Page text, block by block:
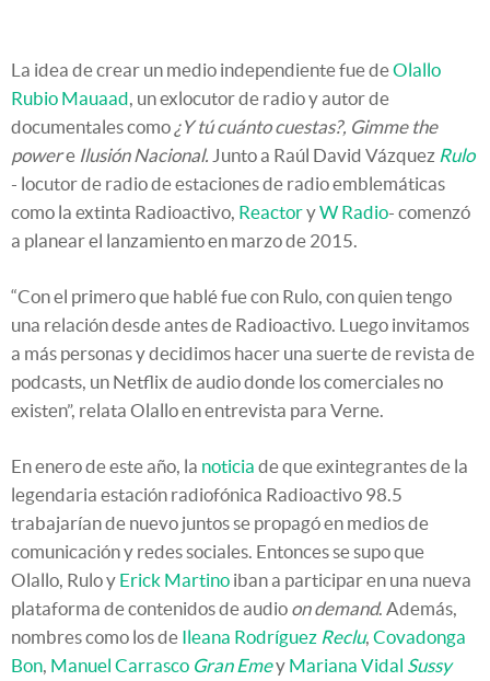
La idea de crear un medio independiente fue deOlallo
Rubio Mauaad, un exlocutor de radio y autor de
documentales como ¿Y tú cuánto cuestas?, Gimme the
powere Ilusión Nacional. Junto a Raúl David Vázquez Rulo
- locutor de radio de estaciones de radio emblemáticas
como la extinta Radioactivo, ReactoryW Radio- comenzó
a planear el lanzamiento en marzo de 2015.
“Con el primero que hablé fue con Rulo, con quien tengo
una relación desde antes de Radioactivo. Luego invitamos
a más personas y decidimos hacer una suerte de revista de
podcasts, un Netflix de audio donde los comerciales no
existen”, relata Olallo en entrevista para Verne.
En enero de este año, la noticia de que exintegrantes de la
legendaria estación radiofónica Radioactivo 98.5
trabajarían de nuevo juntos se propagó en medios de
comunicación y redes sociales. Entonces se supo que
Olallo, Rulo y Erick Martino iban a participar en una nueva
plataforma de contenidos de audio on demand. Además,
nombres como los de Ileana Rodríguez Reclu, Covadonga
Bon, Manuel Carrasco Gran Emey Mariana Vidal Sussy